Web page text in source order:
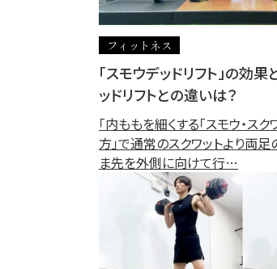
フィットネス
「スモウデッドリフト」の効
ッドリフトとの違いは？
「内ももを細くする「スモウ・ス
方」で通常のスクワットより両
ま先を外側に向けて行…